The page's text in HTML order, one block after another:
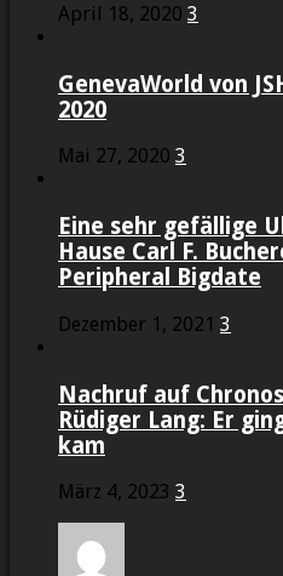
April 18, 2020 3
GenevaWorld von
2020
Mai 27, 2020 3
Eine sehr gefällige
Hause Carl F.
Peripheral Bigdate
Dezember 1, 2021 3
Nachruf auf
Rüdiger Lang: Er
kam
März 4, 2023 3